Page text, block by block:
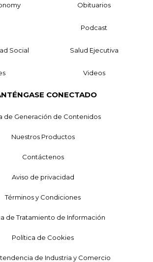
Obituarios
Podcast
Social Salud Ejecutiva
Videos
CONECTADO
de Generación de Contenidos
Nuestros Productos
Contáctenos
Aviso de privacidad
Términos y Condiciones
de Tratamiento de Información
Política de Cookies
de Industria y Comercio